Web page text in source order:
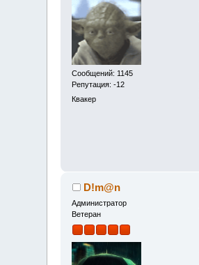
Сообщений: 1145
Репутация: -12
Квакер
D!m@n
Администратор
Ветеран